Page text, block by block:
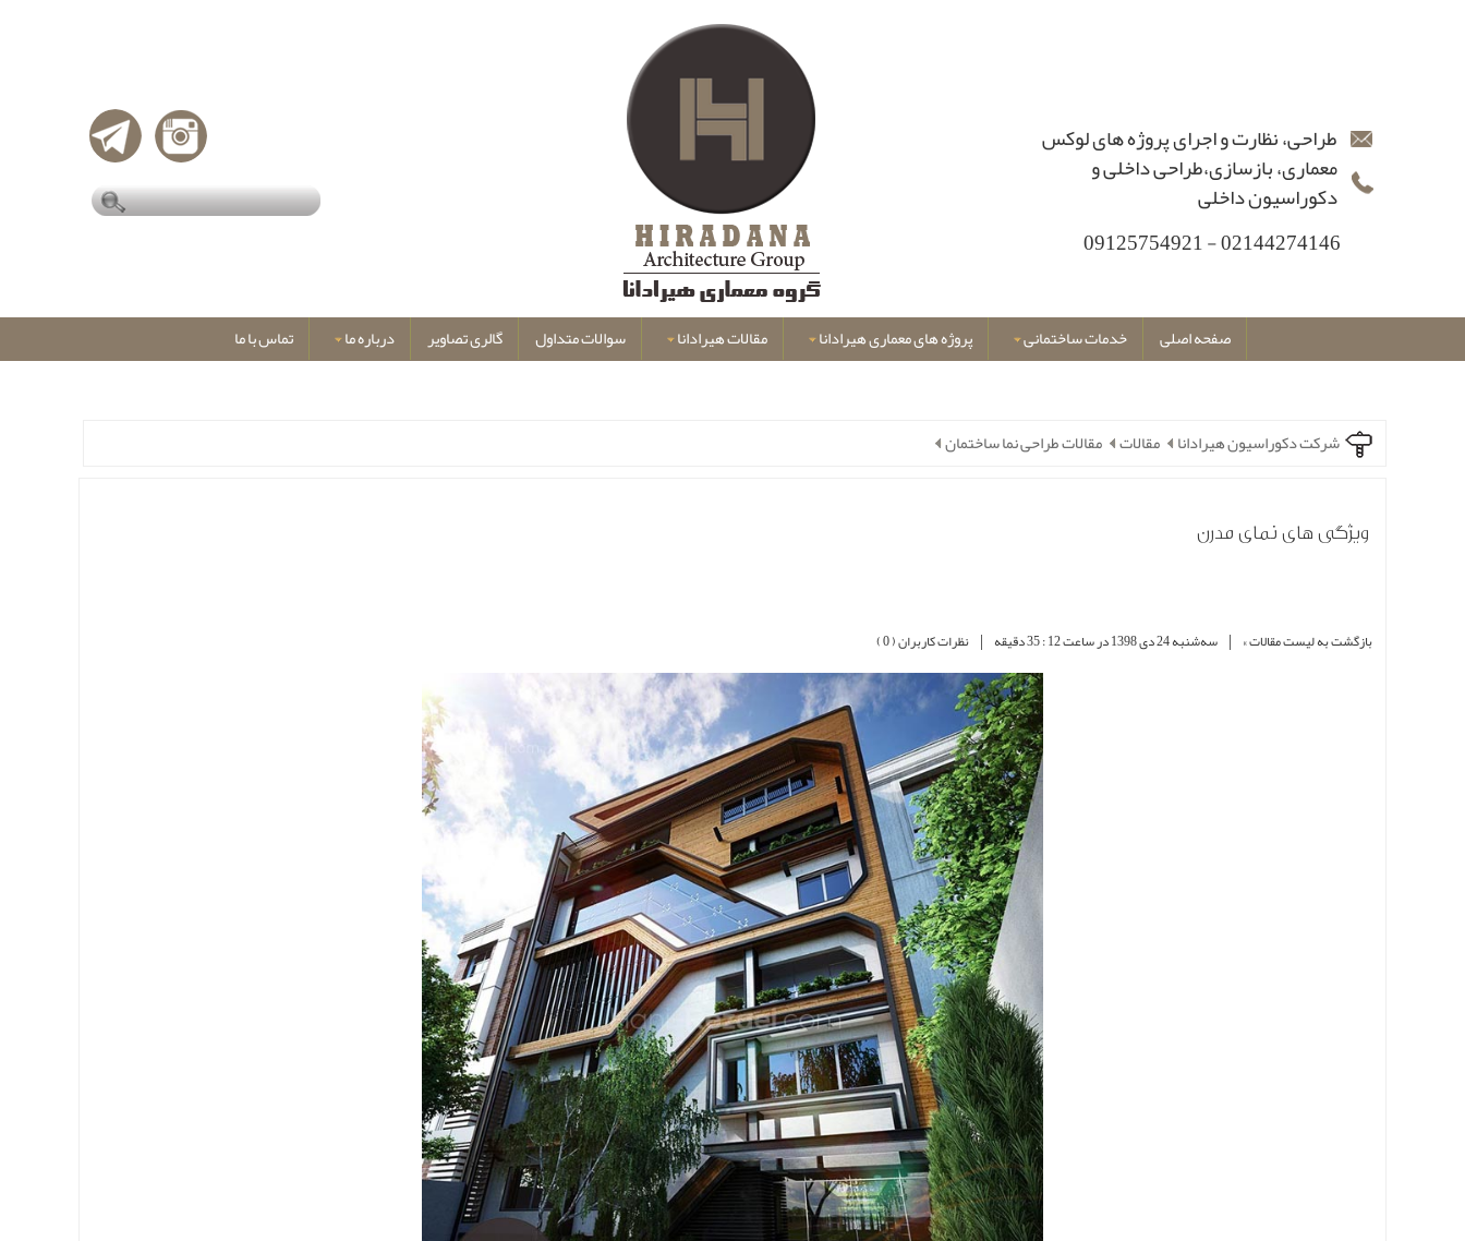
طراحی، نظارت و اجرای پروژه های لوکس
معماری، بازسازی،طراحی داخلی و
دکوراسیون داخلی
02144274146 - 09125754921
صفحه اصلی خدمات ساختمانی پروژه های معماری هیرادانا مقالات هیرادانا سوالات متداول گالری تصاویر درباره ما تماس با ما
شرکت دکوراسیون هیرادانا مقالات مقالات طراحی نما ساختمان
ویژگی های نمای مدرن
بازگشت به لیست مقالات » | ﺳﻪشنبه 24 دی 1398 در ساعت 12 : 35 دقیقه | نظرات کاربران ( 0 )